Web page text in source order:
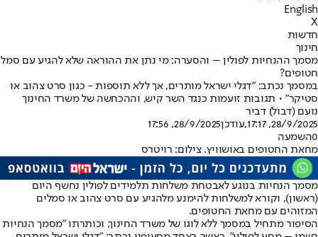
English
X
חדשות
חינוך
מסמך ההנחיות לפולין – והסערה: מי נתן את ההוראה שלא להגיע עם סמל
חטופים?
במסמך נכתב: "דגלי ישראל מותרים, אך ללא תוספות - כגון סרט צהוב או
סטיקר" • תגובות זועמות כנגד השר קיש, וההכחשה של משרד החינוך
נועם (דבול) דביר
28/9/2025, 17:17
,עודכן28/9/2025, 17:56
0השמעה
מחאת החטופים באושוויץ. צילום: רויטרס
מסמך הנחיות בנוגע לאבטחת משלחות תלמידים לפולין נחשף היום
(ראשון), וקורא למשלחות להימנע מלהגיע עם סרט צהוב או סמלים
המזוהים עם מחאת החטופים.
הסיפור מתחיל במסמך ללא לוגו של משרד החינוך, וכותרתו "מסמך הנחיות